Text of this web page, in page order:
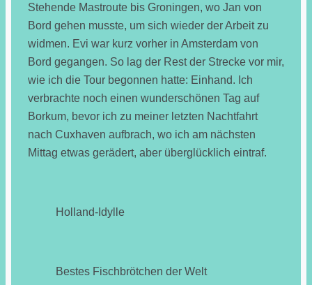
Stehende Mastroute bis Groningen, wo Jan von
Bord gehen musste, um sich wieder der Arbeit zu
widmen. Evi war kurz vorher in Amsterdam von
Bord gegangen. So lag der Rest der Strecke vor mir,
wie ich die Tour begonnen hatte: Einhand. Ich
verbrachte noch einen wunderschönen Tag auf
Borkum, bevor ich zu meiner letzten Nachtfahrt
nach Cuxhaven aufbrach, wo ich am nächsten
Mittag etwas gerädert, aber überglücklich eintraf.
Holland-Idylle
Bestes Fischbrötchen der Welt